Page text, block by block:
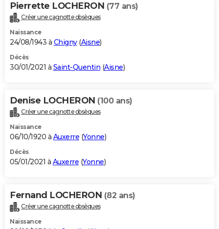
Pierrette LOCHERON (77 ans)
Créer une cagnotte obsèques
Naissance
24/08/1943 à Chigny(Aisne)
Décès
30/01/2021 à Saint-Quentin (Aisne)
Denise LOCHERON (100 ans)
Créer une cagnotte obsèques
Naissance
06/10/1920 à Auxerre (Yonne)
Décès
05/01/2021 à Auxerre (Yonne)
Fernand LOCHERON (82 ans)
Créer une cagnotte obsèques
Naissance